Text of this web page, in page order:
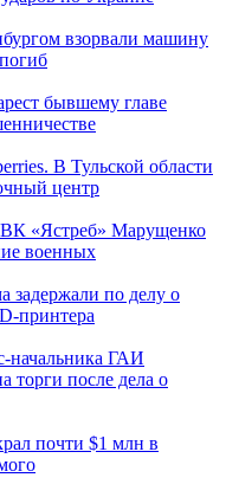
взорвали машину
бывшему главе
В Тульской области
центр
«Ястреб» Марущенко
военных
задержали по делу о
начальника ГАИ
торги после дела о
почти $1 млн в